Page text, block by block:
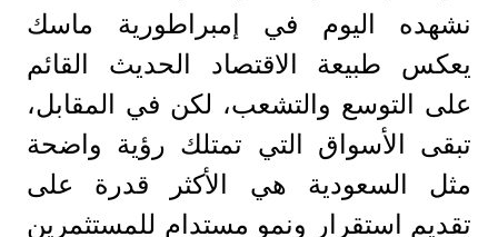
نشهده اليوم في إمبراطورية ماسك
يعكس طبيعة الاقتصاد الحديث القائم
على التوسع والتشعب، لكن في المقابل،
تبقى الأسواق التي تمتلك رؤية واضحة
مثل السعودية هي الأكثر قدرة على
تقديم استقرار ونمو مستدام للمستثمرين